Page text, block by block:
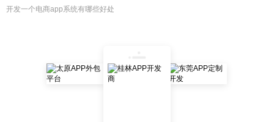
开发一个电商app系统有哪些好处